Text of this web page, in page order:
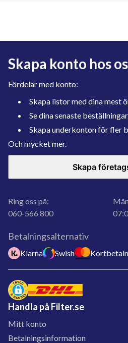
Skapa konto hos
Fördelar med konto:
Skapa listor med dina mest
Se dina senaste
Skapa underkonton för fler
Och mycket mer.
Skapa
Ring oss på:
060-566 800
Betalningsalternativ
Klarna Swish
Handla på Filter.se
Mitt konto
Betalningsinformation